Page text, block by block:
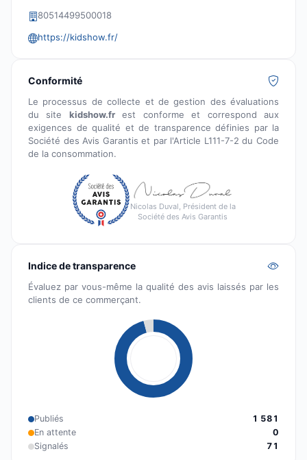
80514499500018
https://kidshow.fr/
Conformité
Le processus de collecte et de gestion des évaluations
du site kidshow.frest conforme et correspond aux
exigences de qualité et de transparence définies par la
Société des Avis Garantis et par l'Article L111-7-2 du Code
de la consommation.
Nicolas Duval, Président de la
Société des Avis Garantis
Indice de transparence
Évaluez par vous-même la qualité des avis laissés par les
clients de ce commerçant.
Publiés
1 581
En attente
0
Signalés
71